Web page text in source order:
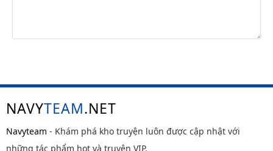
NAVYTEAM.NET
Navyteam - Khám phá kho truyện luôn được cập nhật với
những tác phẩm hot và truyện VIP.